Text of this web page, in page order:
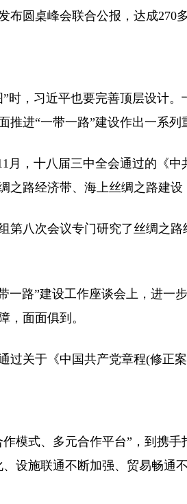
圆桌峰会联合公报，达成270
，习近平也要完善顶层设计。
进“一带一路”建设作出一系列
，十八届三中全会通过的《中
之路经济带、海上丝绸之路建
八次会议专门研究了丝绸之路
路”建设工作座谈会上，进一
，面面俱到。
关于《中国共产党章程(修正案
式、多元合作平台”，到携手
设施联通不断加强、贸易畅